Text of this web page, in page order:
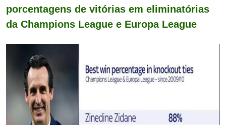
porcentagens de vitórias em eliminatórias
da Champions League e Europa League